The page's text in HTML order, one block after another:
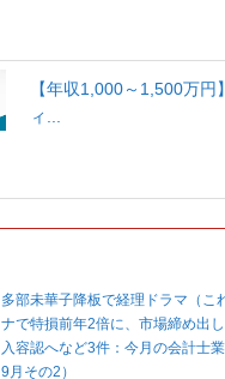
【年収1,000～1,500万
ィ...
多部未華子降板で経理ドラマ（こ
ナで特損前年2倍に、市場締め出
入容認へなど3件：今月の会計士
9月その2）